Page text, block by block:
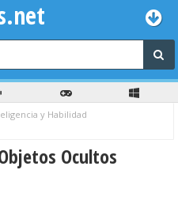
y Habilidad
Ocultos